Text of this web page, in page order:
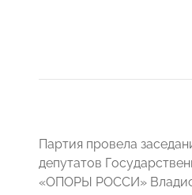
Партия провела
депутатов
«ОПОРЫ РОССИ»